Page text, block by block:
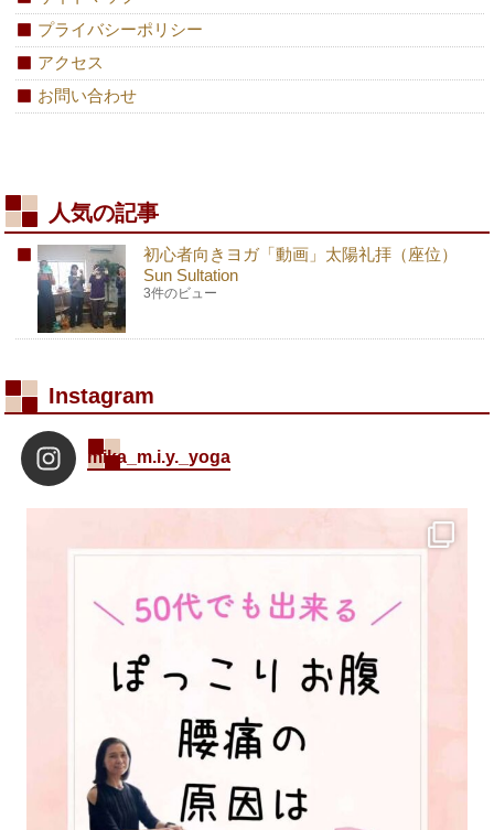
プライバシーポリシー
アクセス
お問い合わせ
人気の記事
初心者向きヨガ「動画」太陽礼拝（座位）
Sun Sultation
3件のビュー
Instagram
mika_m.i.y._yoga